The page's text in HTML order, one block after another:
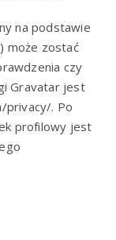
na podstawie
może zostać
czy
Gravatar jest
privacy/. Po
profilowy jest